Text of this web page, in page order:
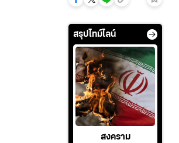
สรุปไทม์ไลน์
สงคราม